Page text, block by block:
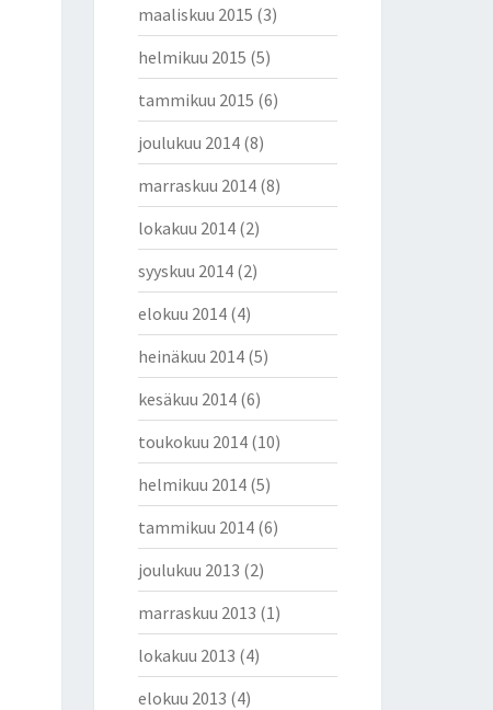
maaliskuu 2015 (3)
helmikuu 2015 (5)
tammikuu 2015 (6)
joulukuu 2014(8)
marraskuu 2014(8)
lokakuu 2014(2)
syyskuu 2014(2)
elokuu 2014(4)
heinäkuu 2014(5)
kesäkuu 2014(6)
toukokuu 2014(10)
helmikuu 2014(5)
tammikuu 2014(6)
joulukuu 2013 (2)
marraskuu 2013 (1)
lokakuu 2013 (4)
elokuu 2013 (4)